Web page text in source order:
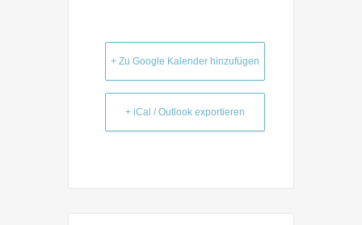
+ Zu Google Kalender hinzufügen
+ iCal / Outlook exportieren